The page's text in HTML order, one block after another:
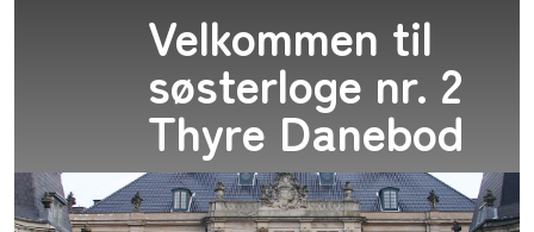
Velkommen til
søsterloge nr. 2
Thyre Danebod